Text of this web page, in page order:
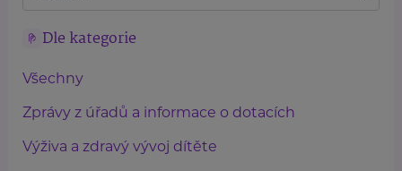
Dle kategorie
Všechny
Zprávy z úřadů a informace o dotacích
Výživa a zdravý vývoj dítěte